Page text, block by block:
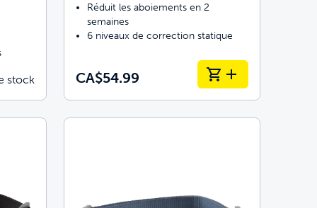
stock
Réduit les aboiements en 2
semaines
6 niveaux de correction statique
CA$54.99